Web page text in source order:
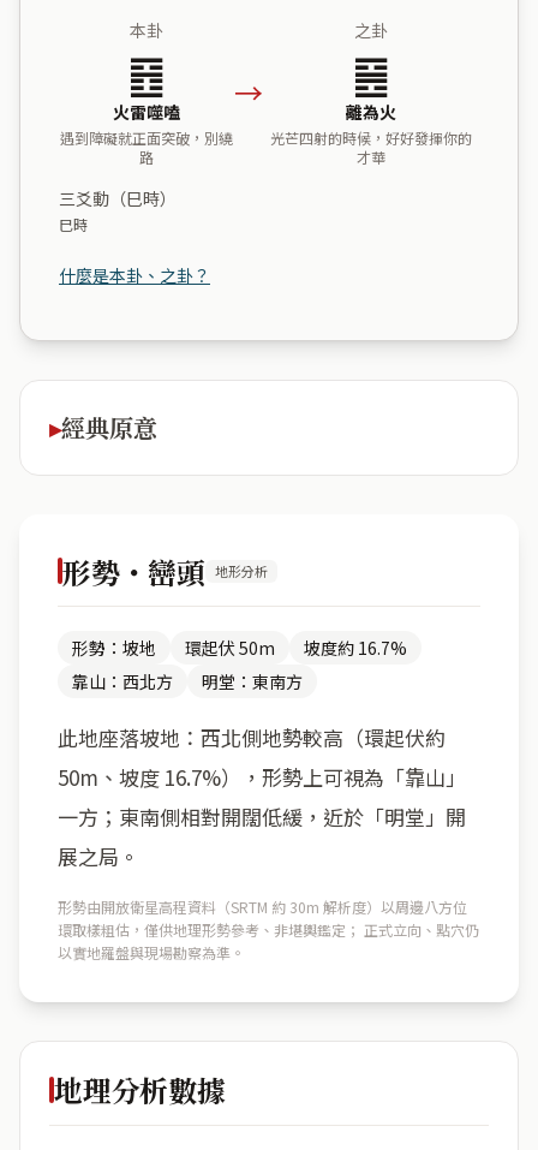
本卦
䷔
火雷噬嗑
遇到障礙就正面突破，別繞
路
→
之卦
䷝
離為火
光芒四射的時候，好好發揮你的
才華
三爻動（巳時）
巳時
什麼是本卦、之卦？
經典原意
形勢・巒頭 地形分析
形勢：坡地 環起伏 50m
坡度約 16.7%
靠山：西北方
明堂：東南方
此地座落坡地：西北側地勢較高（環起伏約
50m、坡度 16.7%），形勢上可視為「靠山」
一方；東南側相對開闊低緩，近於「明堂」開
展之局。
形勢由開放衛星高程資料（SRTM 約 30m 解析度）以周邊八方位
環取樣粗估，僅供地理形勢參考、非堪輿鑑定； 正式立向、點穴仍
以實地羅盤與現場勘察為準。
地理分析數據